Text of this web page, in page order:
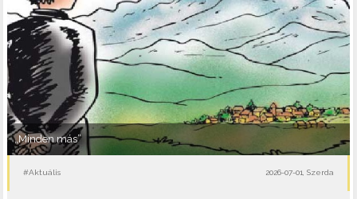
„Minden más”
#Aktuális 2026-07-01, Szerda